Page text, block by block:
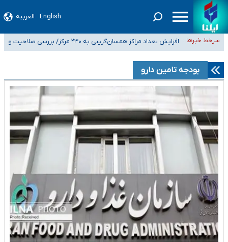
English العربیه
سرخط خبرها :
ضرورت آموزش حریم خصوصی در فضای آنلاین در مدارس/ هزینه‌های سنگین
اجتماعی انتشار تصاویر خصوصی برای قربانیان/ سوءاستفاده مجرمان از ترس
افزایش تعداد مراکز همسان‌گزینی به ۲۳۰ مرکز/ بررسی صلاحیت و
هستیم، اما هنوز پاسخ مشخصی نگرفته‌ایم
تعویق آزمون ورودی دکترای تخصصی فرماندهی صحنه عملیات و دکترای
تخصصی جغرافیای نظامی دافوس آجا
بودجه تامین دارو